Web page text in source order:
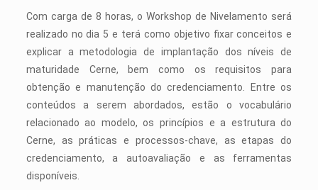
Com carga de 8 horas, o Workshop de Nivelamento será
realizado no dia 5 e terá como objetivo fixar conceitos e
explicar a metodologia de implantação dos níveis de
maturidade Cerne, bem como os requisitos para
obtenção e manutenção do credenciamento. Entre os
conteúdos a serem abordados, estão o vocabulário
relacionado ao modelo, os princípios e a estrutura do
Cerne, as práticas e processos-chave, as etapas do
credenciamento, a autoavaliação e as ferramentas
disponíveis.